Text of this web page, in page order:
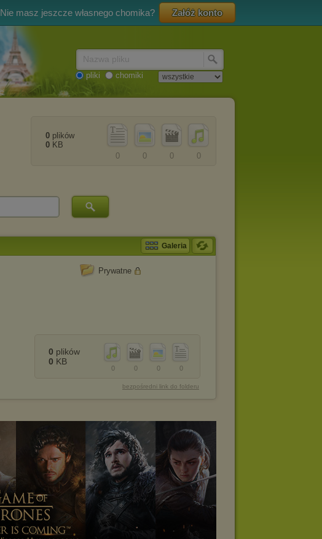
Nie masz jeszcze własnego chomika? Załóż konto
pliki chomiki
0
0
0
0
0 plików
0 KB
Galeria
Prywatne
0
0
0
0
0 plików
0 KB
bezpośredni link do folderu